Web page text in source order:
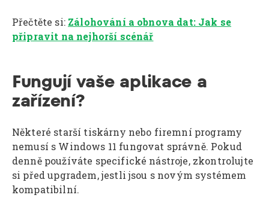
Přečtěte si: Zálohování a obnova dat: Jak se
připravit na nejhorší scénář
Fungují vaše aplikace a
zařízení?
Některé starší tiskárny nebo firemní programy
nemusí s Windows 11 fungovat správně. Pokud
denně používáte specifické nástroje, zkontrolujte
si před upgradem, jestli jsou s novým systémem
kompatibilní.